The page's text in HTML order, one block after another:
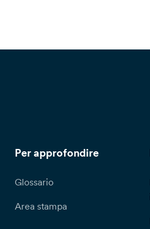
Per approfondire
Glossario
Area stampa